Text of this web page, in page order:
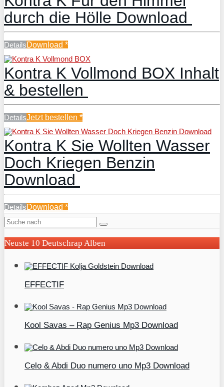
durch die Hölle Download
DetailsDownload *
Kontra K Vollmond BOX Inhalt
& bestellen
DetailsJetzt bestellen *
Kontra K Sie Wollten Wasser
Doch Kriegen Benzin
Download
DetailsDownload *
Neuste 10 Deutschrap Alben
EFFECTIF
Kool Savas – Rap Genius Mp3 Download
Celo & Abdi Duo numero uno Mp3 Download